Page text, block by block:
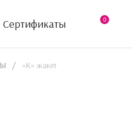
Сертификаты 0
/ «K» жакет